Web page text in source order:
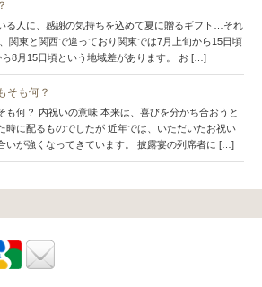
る人に、感謝の気持ちを込めて夏に贈るギフト…それ
関東と関西で違っており関東では7月上旬から15日頃
ら8月15日頃という地域差があります。 お […]
そも何？
も何？ 内祝いの意味 本来は、喜びを分かち合おうと
時に配るものでしたが 近年では、いただいたお祝い
いが強くなってきています。 披露宴の列席者に […]